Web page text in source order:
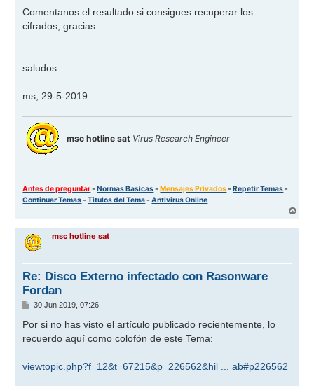
Comentanos el resultado si consigues recuperar los
cifrados, gracias
saludos
ms, 29-5-2019
msc hotline sat Virus Research Engineer
Antes de preguntar-Normas Basicas-Mensajes Privados-Repetir Temas-
Continuar Temas-Titulos del Tema-Antivirus Online
r
msc hotline sat
Re: Disco Externo infectado con Rasonware
Fordan
M
n
a
30 Jun 2019, 07:26
Por si no has visto el artículo publicado recientemente, lo
recuerdo aquí como colofón de este Tema:
viewtopic.php?f=12&t=67215&p=226562&hil ... ab#p226562